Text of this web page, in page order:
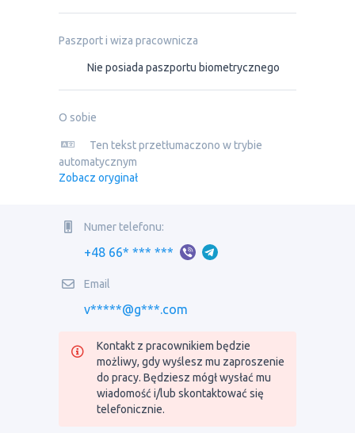
Paszport i wiza pracownicza
Nie posiada paszportu biometrycznego
O sobie
Ten tekst przetłumaczono w trybie
automatycznym
Zobacz oryginał
Numer telefonu:
+48 66* *** ***
Email
v*****@g***.com
Kontakt z pracownikiem będzie
możliwy, gdy wyślesz mu zaproszenie
do pracy. Będziesz mógł wysłać mu
wiadomość i/lub skontaktować się
telefonicznie.